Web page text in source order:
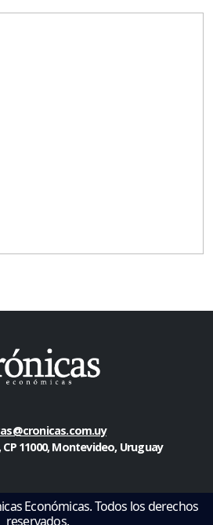
CP 11000, Montevideo, Uruguay
Económicas. Todos los derechos
reservados.